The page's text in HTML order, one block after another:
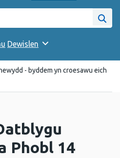
Newid iaith y wefan
Cymru
Dewislen
- byddem yn croesawu eich
Phobl 14